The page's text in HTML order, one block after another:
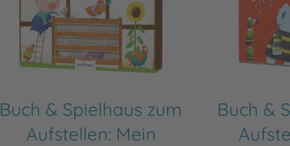
Buch & Spielhaus zum
Aufstellen: Mein
Buch &